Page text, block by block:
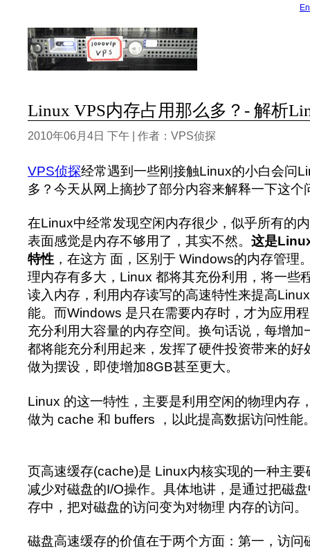
Linux VPS内存占用那么多？- 解析
2010年06月4日 下午 | 作者：VPS侦探
VPS侦探经常遇到一些刚接触Linux的小白会问
多？今天从网上摘抄了部分内容来解释一下这个
在Linux中经常发现空闲内存很少，似乎所有的
表面感觉是内存不够用了，其实不然。 这是
特性 ，在这方 面，区别于 Windows的内存管理
理内存有多大，Linux 都将其充份利用，将一些
读入内存，利用内存读写的高速特性来提高
能。而Windows 是只在需要内存时，才为应用
充分利用大容量的内存空间。换句话说，每增
都将能充分利用起来，发挥了硬件投资带来的
做为摆设，即使增加8GB甚至更大。
Linux 的这一特性，主要是利用空闲的物理内存
做为 cache 和 buffers ，以此提高数据访问性能
页高速缓存(cache)是 Linux内核实现的一种主
减少对磁盘的I/O操作。具体地讲，是通过把磁
存中，把对磁盘的访问变为对物理 内存的访问。
磁盘高速缓存的价值在于两个方面：第一，访问